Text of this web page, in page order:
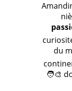
du
🧑‍🎨